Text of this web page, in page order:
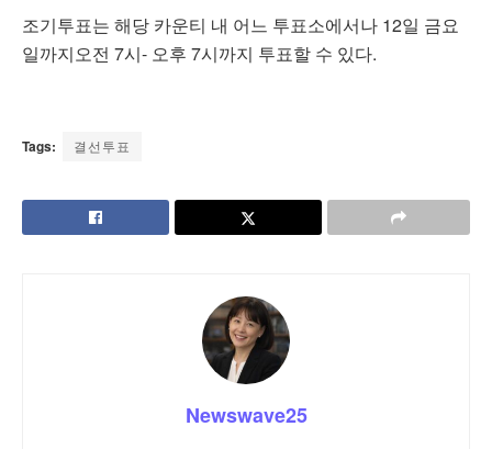
조기투표는 해당 카운티 내 어느 투표소에서나 12일 금요
일까지오전 7시- 오후 7시까지 투표할 수 있다.
Tags: 결선투표
Newswave25